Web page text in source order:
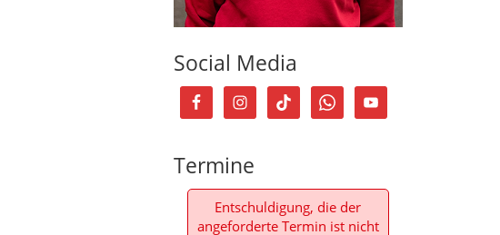
Social Media
Termine
Entschuldigung, die der
angeforderte Termin ist nicht